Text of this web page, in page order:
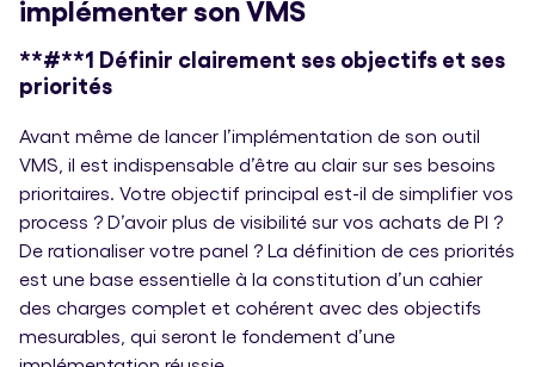
implémenter son VMS
**#**1 Définir clairement ses objectifs et ses
priorités
Avant même de lancer l’implémentation de son outil
VMS, il est indispensable d’être au clair sur ses besoins
prioritaires. Votre objectif principal est-il de simplifier vos
process ? D’avoir plus de visibilité sur vos achats de PI ?
De rationaliser votre panel ? La définition de ces priorités
est une base essentielle à la constitution d’un cahier
des charges complet et cohérent avec des objectifs
mesurables, qui seront le fondement d’une